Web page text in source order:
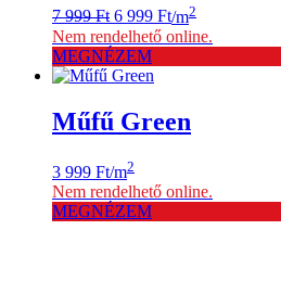
7 999Ft Original
price
was:
7
999 Ft.
6 999 FtCurrent
price
is:
6
/m2
Nem rendelhető online.
MEGNÉZEM
Műfű Green
3 999 Ft/m2
Nem rendelhető online.
MEGNÉZEM